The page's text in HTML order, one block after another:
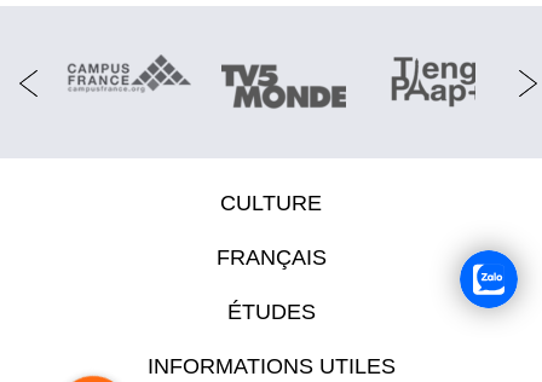
CULTURE
FRANÇAIS
ÉTUDES
INFORMATIONS UTILES